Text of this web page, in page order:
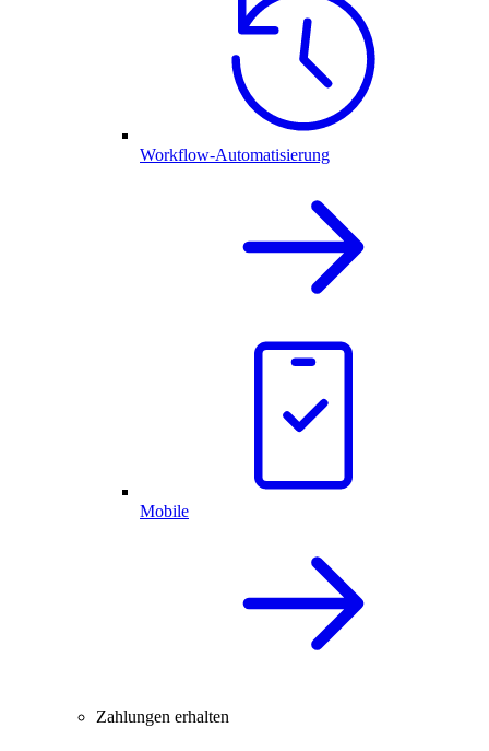
Workflow-Automatisierung
Mobile
Zahlungen erhalten